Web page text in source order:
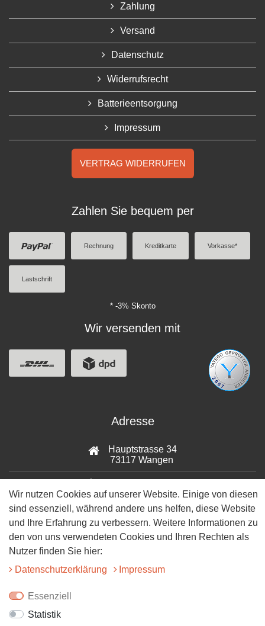
Zahlung
Versand
Datenschutz
Widerrufsrecht
Batterieentsorgung
Impressum
VERTRAG WIDERRUFEN
Zahlen Sie bequem per
Rechnung Kreditkarte Vorkasse*
Lastschrift
* -3% Skonto
Wir versenden mit
Adresse
Hauptstrasse 34
73117 Wangen
info@tiervitalshop.de
Folgt uns auf Facebook
Folgt uns auf Instagram
Wir nutzen Cookies auf unserer Website. Einige von diesen
sind essenziell, während andere uns helfen, diese Website
und Ihre Erfahrung zu verbessern. Weitere Informationen zu
den von uns verwendeten Cookies und Ihren Rechten als
Nutzer finden Sie hier:
Daten­schutz­erklärung
Impressum
Essenziell
Statistik